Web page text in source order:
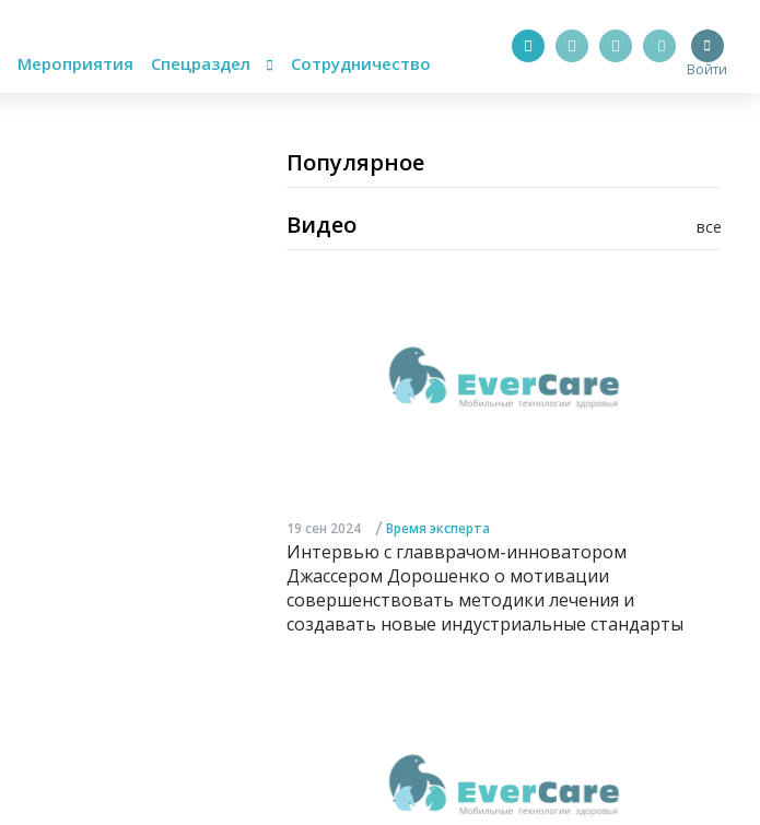
Мероприятия Спецраздел Сотрудничество Войти
Популярное
все
Видео
19 сен 2024 / Время эксперта
Интервью с главврачом-инноватором
Джассером Дорошенко о мотивации
совершенствовать методики лечения и
создавать новые индустриальные стандарты